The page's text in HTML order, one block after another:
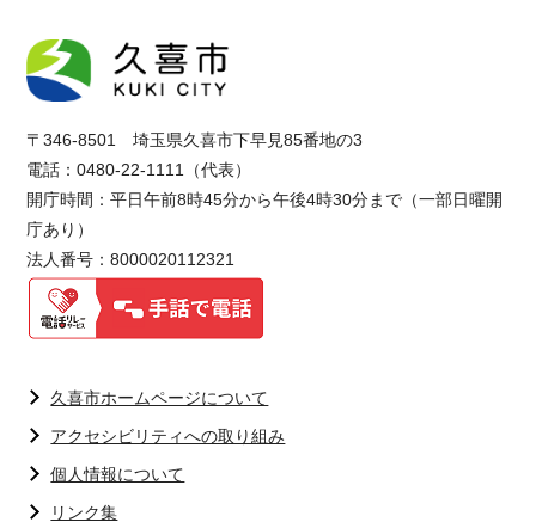
〒346-8501 埼玉県久喜市下早見85番地の3
電話：0480-22-1111（代表）
開庁時間：平日午前8時45分から午後4時30分まで（一部日曜開
庁あり）
法人番号：8000020112321
久喜市ホームページについて
アクセシビリティへの取り組み
個人情報について
リンク集